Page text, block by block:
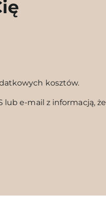
kosztów.
e-mail z informacją, że